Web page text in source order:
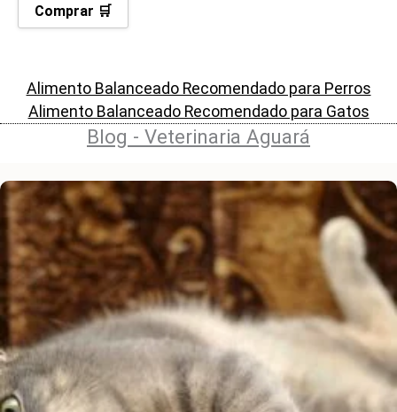
Comprar 🛒
Alimento Balanceado Recomendado para Perros
Alimento Balanceado Recomendado para Gatos
Blog - Veterinaria Aguará